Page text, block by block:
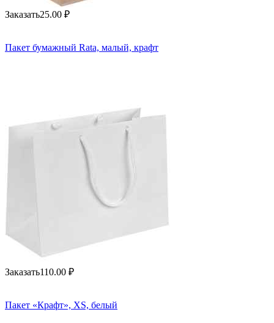
Заказать25.00 ₽
Пакет бумажный Rata, малый, крафт
Заказать110.00 ₽
Пакет «Крафт», XS, белый